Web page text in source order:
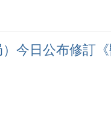
今日公布修訂